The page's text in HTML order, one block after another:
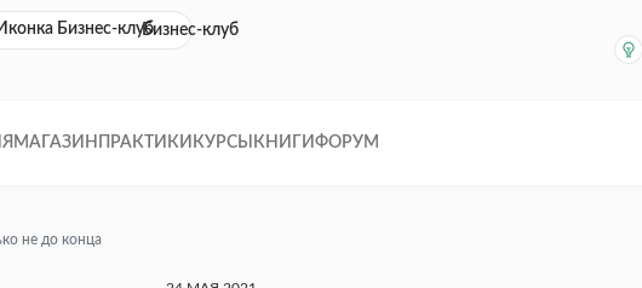
Бизнес-клуб
МАГАЗИН ПРАКТИКИ КУРСЫ КНИГИ ФОРУМ
не до конца